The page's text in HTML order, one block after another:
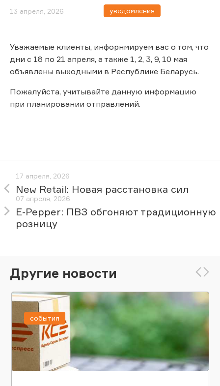
13 апреля, 2026 уведомления
Уважаемые клиенты, инфорнмируем вас о том, что
дни с 18 по 21 апреля, а также 1, 2, 3, 9, 10 мая
объявлены выходными в Республике Беларусь.
Пожалуйста, учитывайте данную информацию
при планировании отправлений.
17 апреля, 2026
New Retail: Новая расстановка сил
07 апреля, 2026
E-Pepper: ПВЗ обгоняют традиционную
розницу
Другие новости
события